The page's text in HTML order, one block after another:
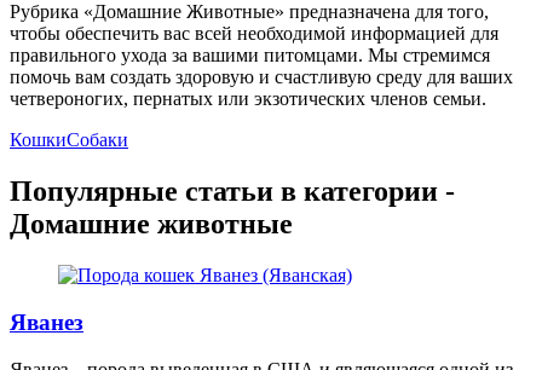
Рубрика «Домашние Животные» предназначена для того,
чтобы обеспечить вас всей необходимой информацией для
правильного ухода за вашими питомцами. Мы стремимся
помочь вам создать здоровую и счастливую среду для ваших
четвероногих, пернатых или экзотических членов семьи.
КошкиСобаки
Популярные статьи в категории -
Домашние животные
Яванез